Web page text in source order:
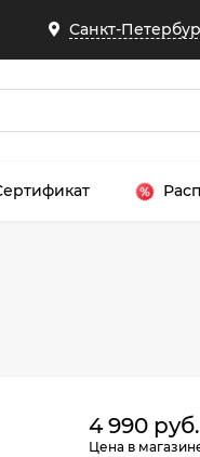
Санкт-
4 990 руб.
Цена в